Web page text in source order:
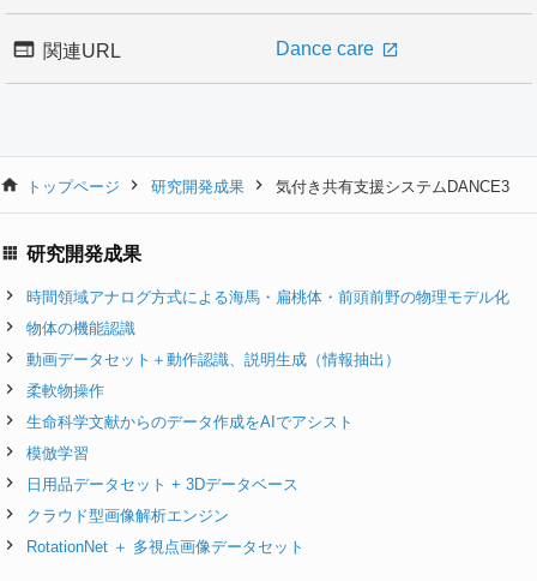
関連URL Dance care
トップページ 研究開発成果 気付き共有支援システムDANCE3
研究開発成果
時間領域アナログ方式による海馬・扁桃体・前頭前野の物理モデル化
物体の機能認識
動画データセット＋動作認識、説明生成（情報抽出）
柔軟物操作
生命科学文献からのデータ作成をAIでアシスト
模倣学習
日用品データセット + 3Dデータベース
クラウド型画像解析エンジン
RotationNet ＋ 多視点画像データセット